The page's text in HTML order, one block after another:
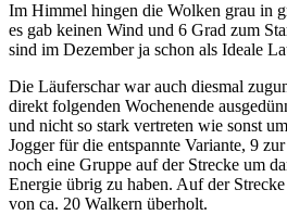
Im Himmel hingen die Wolken grau in
es gab keinen Wind und 6 Grad zum
sind im Dezember ja schon als Ideale
Die Läuferschar war auch diesmal
direkt folgenden Wochenende
und nicht so stark vertreten wie sonst
Jogger für die entspannte Variante, 9
noch eine Gruppe auf der Strecke um
Energie übrig zu haben. Auf der
von ca. 20 Walkern überholt.